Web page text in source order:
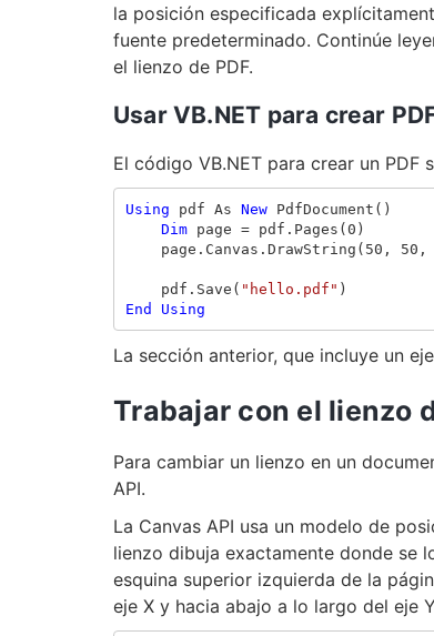
la posición especificada
fuente predeterminado. Continúe
el lienzo de PDF.
Usar VB.NET para crear
El código VB.NET para crear un
Using pdf As New PdfDocument ()
Dim
page = pdf . Pages ( 0 )
page . Canvas . DrawString ( 50 , 50 ,
pdf . Save ( "hello.pdf" )
End
Using
La sección anterior, que incluye un
Trabajar con el lienzo
Para cambiar un lienzo en un
API.
La Canvas API usa un modelo de
lienzo dibuja exactamente donde se
esquina superior izquierda de la
eje X y hacia abajo a lo largo del eje